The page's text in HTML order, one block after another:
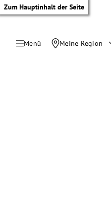
Zum Hauptinhalt der Seite
Menü Meine Region